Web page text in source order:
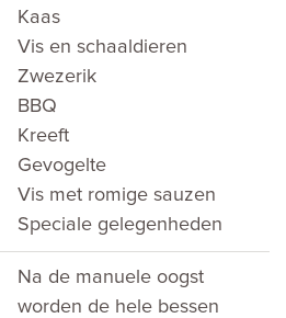
Kaas
Vis en schaaldieren
Zwezerik
BBQ
Kreeft
Gevogelte
Vis met romige sauzen
Speciale gelegenheden
Na de manuele oogst
worden de hele bessen